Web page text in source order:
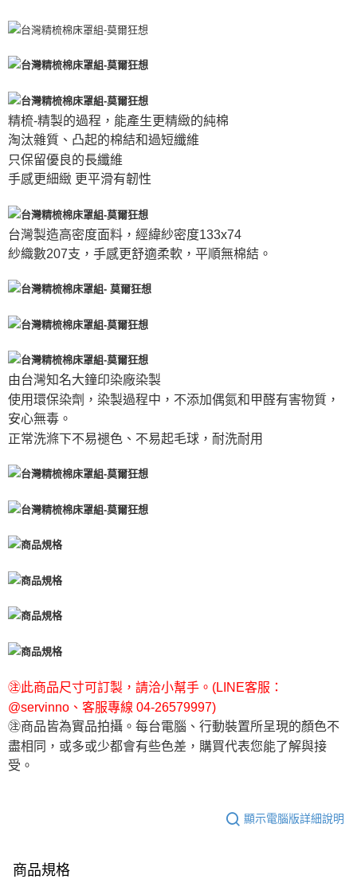
精梳-精製的過程，能產生更精緻的純棉
淘汰雜質、凸起的棉結和過短纖維
只保留優良的長纖維
手感更細緻 更平滑有韌性
台灣製造高密度面料，經緯紗密度133x74
紗織數207支，手感更舒適柔軟，平順無棉結。
由台灣知名大鐘印染廠染製
使用環保染劑，染製過程中，不添加偶氮和甲醛有害物質，
安心無毒。
正常洗滌下不易褪色、不易起毛球，耐洗耐用
㊟此商品尺寸可訂製，請洽小幫手。(LINE客服：
@servinno、客服專線 04-26579997)
㊟商品皆為實品拍攝。每台電腦、行動裝置所呈現的顏色不
盡相同，或多或少都會有些色差，購買代表您能了解與接
受。
顯示電腦版詳細說明
商品規格